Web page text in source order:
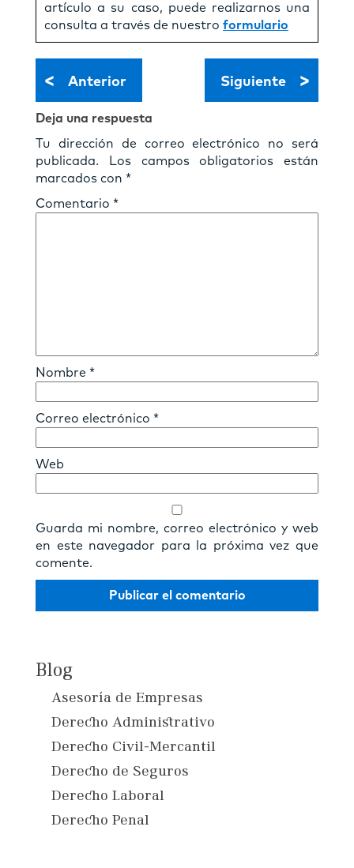
artículo a su caso, puede realizarnos una
consulta a través de nuestro formulario
< Anterior Siguiente >
Deja una respuesta
Tu dirección de correo electrónico no será
publicada.
Los campos obligatorios están
marcados con *
Comentario *
Nombre *
Correo electrónico *
Web
Guarda mi nombre, correo electrónico y web
en este navegador para la próxima vez que
comente.
Blog
Asesoría de Empresas
Derecho Administrativo
Derecho Civil-Mercantil
Derecho de Seguros
Derecho Laboral
Derecho Penal